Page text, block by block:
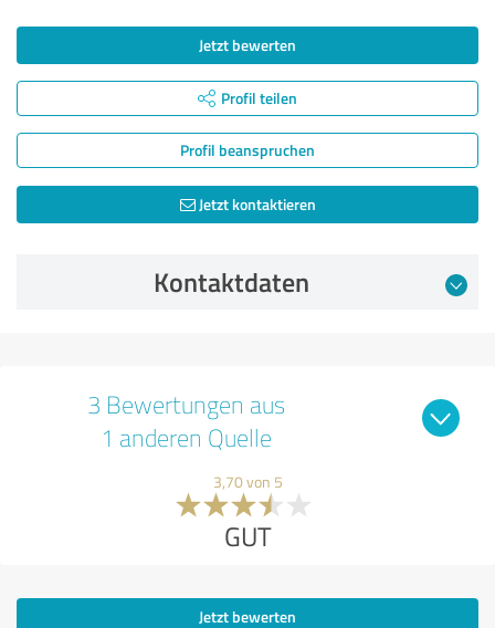
Jetzt bewerten
Profil teilen
Profil beanspruchen
Jetzt kontaktieren
Kontaktdaten
3 Bewertungen aus
1 anderen Quelle
3,70 von 5
GUT
Jetzt bewerten